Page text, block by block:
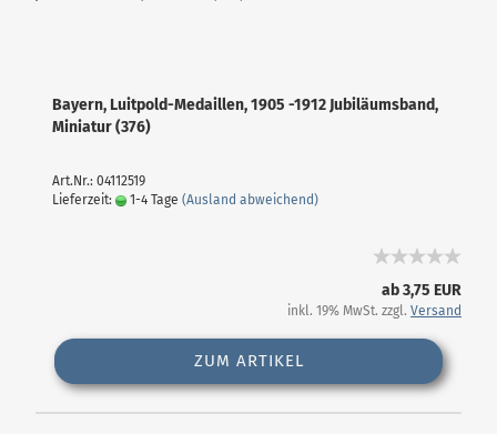
Bayern, Luitpold-Medaillen, 1905 -1912 Jubiläumsband,
Miniatur (376)
Art.Nr.: 04112519
Lieferzeit:
1-4 Tage (Ausland abweichend)
ab 3,75 EUR
inkl. 19% MwSt. zzgl. Versand
ZUM ARTIKEL